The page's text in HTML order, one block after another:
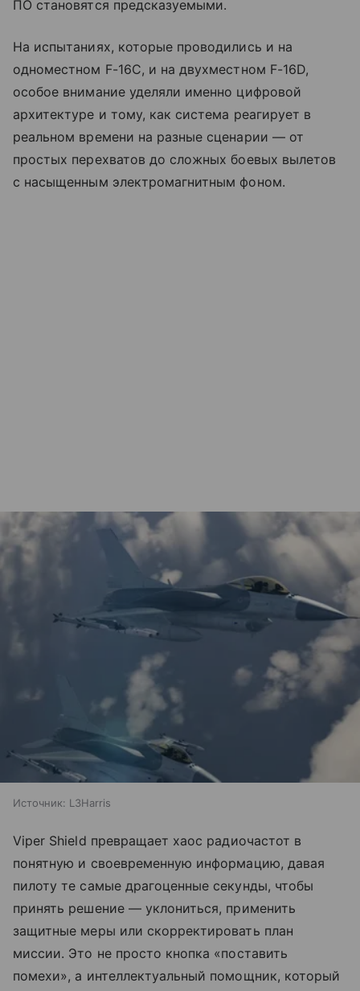
ПО становятся предсказуемыми.
На испытаниях, которые проводились и на
одноместном F-16C, и на двухместном F-16D,
особое внимание уделяли именно цифровой
архитектуре и тому, как система реагирует в
реальном времени на разные сценарии — от
простых перехватов до сложных боевых вылетов
с насыщенным электромагнитным фоном.
Источник: L3Harris
Viper Shield превращает хаос радиочастот в
понятную и своевременную информацию, давая
пилоту те самые драгоценные секунды, чтобы
принять решение — уклониться, применить
защитные меры или скорректировать план
миссии. Это не просто кнопка «поставить
помехи», а интеллектуальный помощник, который